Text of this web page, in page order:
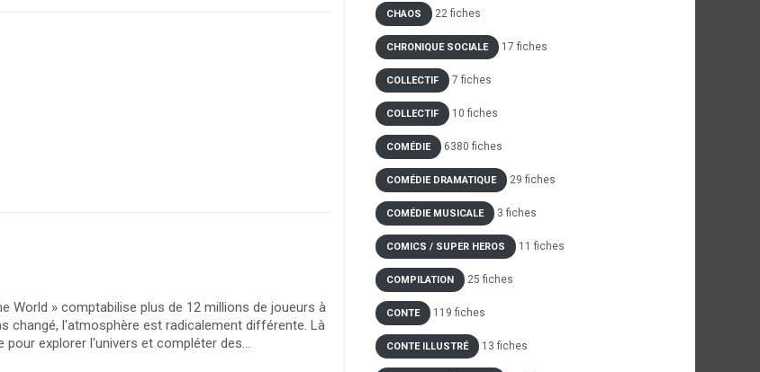
World » comptabilise plus de 12 millions de joueurs à
changé, l'atmosphère est radicalement différente. Là
explorer l'univers et compléter des...
CHAOS 22 fiches
CHRONIQUE SOCIALE 17 fiches
COLLECTIF 7 fiches
COLLECTIF 10 fiches
COMÉDIE 6380 fiches
COMÉDIE DRAMATIQUE 29 fiches
COMÉDIE MUSICALE 3 fiches
COMICS / SUPER HEROS 11 fiches
COMPILATION 25 fiches
CONTE 119 fiches
CONTE ILLUSTRÉ 13 fiches